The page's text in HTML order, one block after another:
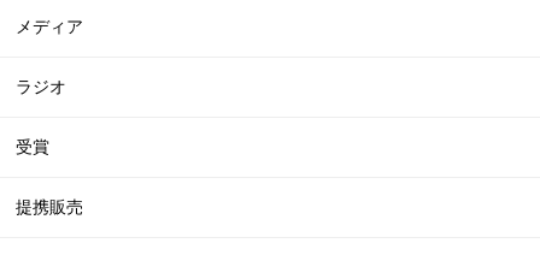
メディア
ラジオ
受賞
提携販売